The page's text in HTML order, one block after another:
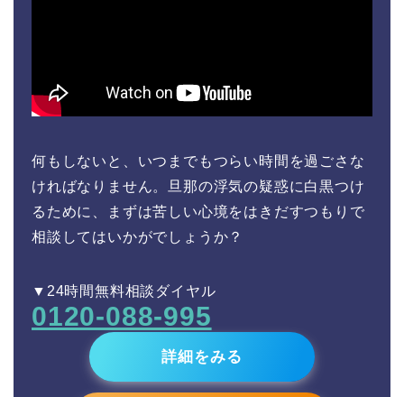
何もしないと、いつまでもつらい時間を過ごさな
ければなりません。旦那の浮気の疑惑に白黒つけ
るために、まずは苦しい心境をはきだすつもりで
相談してはいかがでしょうか？
▼24時間無料相談ダイヤル
0120-088-995
詳細をみる